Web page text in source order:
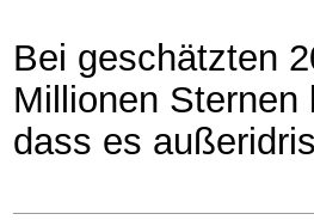
Bei geschätzten
Millionen
dass es